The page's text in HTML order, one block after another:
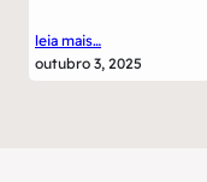
leia mais…
outubro 3, 2025